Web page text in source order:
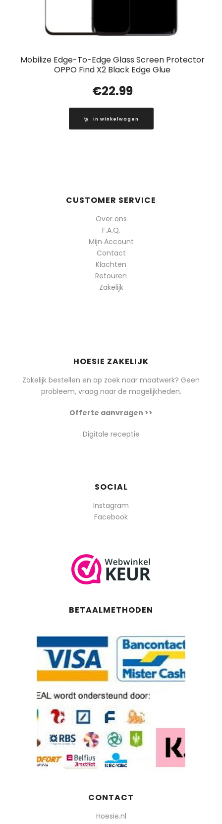
Mobilize Edge-To-Edge Glass Screen Protector
OPPO Find X2 Black Edge Glue
€22.99
In winkelwagen
CUSTOMER SERVICE
Over ons
F.A.Q.
Mijn Account
Contact
Klachten
Retouren
Zakelijk
HOESIE ZAKELIJK
Zakelijk bestellen en op zoek naar maatwerk? Geen
probleem, vraag naar de mogelijkheden.
Offerte aanvragen >>
Digitale receptie
SOCIAL
Instagram
Facebook
BETAALMETHODEN
CONTACT
Hoesie.nl